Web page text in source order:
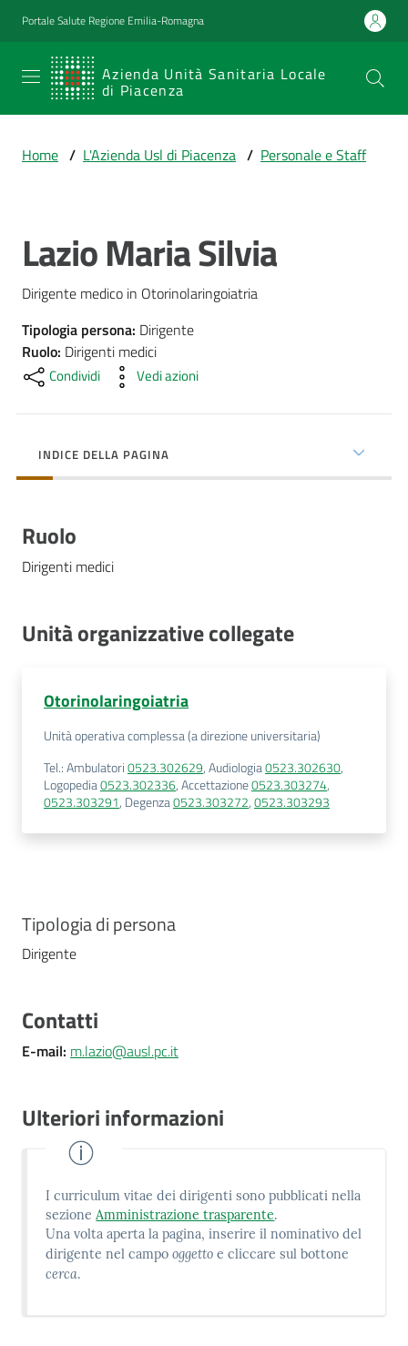
Vai al contenuto
Vai alla navigazione
Vai al footer
Portale Salute Regione Emilia-Romagna
Azienda Unità Sanitaria Locale
di Piacenza
SERVIZIO
SANITARIO
Emilia-
Sanitaria Locale
di Piacenza
Prestazioni
e
percorsi
cura
per...
e
territorio
Piacenza
Costruiamo
Scuole
Home / L'Azienda Usl di Piacenza / Personale e Staff
Salta al contenuto
Lazio Maria Silvia
Dirigente medico in Otorinolaringoiatria
Tipologia persona: Dirigente
Ruolo: Dirigenti medici
Condividi Vedi azioni
INDICE DELLA PAGINA
Ruolo
Dirigenti medici
Unità organizzative collegate
Otorinolaringoiatria
Unità operativa complessa (a direzione universitaria)
Tel.:Ambulatori0523.302629,Audiologia0523.302630,
Logopedia0523.302336,Accettazione0523.303274,
0523.303291, Degenza0523.303272,0523.303293
Tipologia di persona
Dirigente
Contatti
E-mail: m.lazio@ausl.pc.it
Ulteriori informazioni
I curriculum vitae dei dirigenti sono pubblicati nella
sezioneAmministrazione trasparente.
Una volta aperta la pagina, inserire il nominativo del
dirigente nel campooggetto e cliccare sul bottone
cerca.